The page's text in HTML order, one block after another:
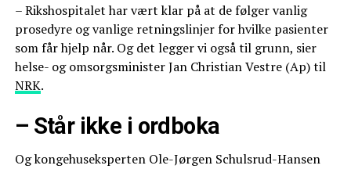
– Rikshospitalet har vært klar på at de følger vanlig
prosedyre og vanlige retningslinjer for hvilke pasienter
som får hjelp når. Og det legger vi også til grunn, sier
helse- og omsorgsminister Jan Christian Vestre (Ap) til
NRK.
– Står ikke i ordboka
Og kongehuseksperten Ole-Jørgen Schulsrud-Hansen